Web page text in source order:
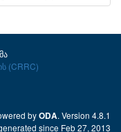
(CRRC)
byODA. Version 4.8.1
since Feb 27, 2013